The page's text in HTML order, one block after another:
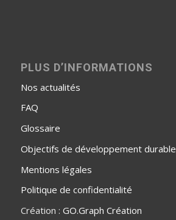
PLUS D’INFORMATIONS
Nos actualités
FAQ
Glossaire
Objectifs de développement durable
Mentions légales
Politique de confidentialité
Création : GO.Graph Création